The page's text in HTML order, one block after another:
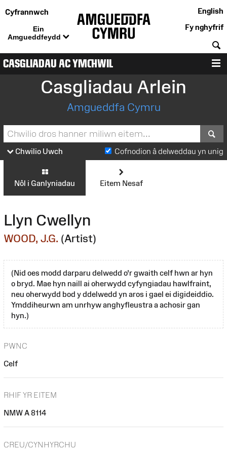
Cyfrannwch
Ein
Amgueddfeydd
English
Fy nghyfrif
CASGLIADAU AC YMCHWIL
Casgliadau Arlein
Amgueddfa Cymru
Chwilio Uwch Cofnodion â delweddau yn unig
Nôl i Ganlyniadau Eitem Nesaf
Llyn Cwellyn
WOOD, J.G. (Artist)
(Nid oes modd darparu delwedd o'r gwaith celf hwn ar hyn
o bryd. Mae hyn naill ai oherwydd cyfyngiadau hawlfraint,
neu oherwydd bod y ddelwedd yn aros i gael ei digideiddio.
Ymddiheurwn am unrhyw anghyfleustra a achosir gan
hyn.)
PWNC
Celf
RHIF YR EITEM
NMW A 8114
CREU/CYNHYRCHU